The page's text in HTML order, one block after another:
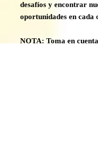
desafíos y encontrar
oportunidades en cada
NOTA: Toma en